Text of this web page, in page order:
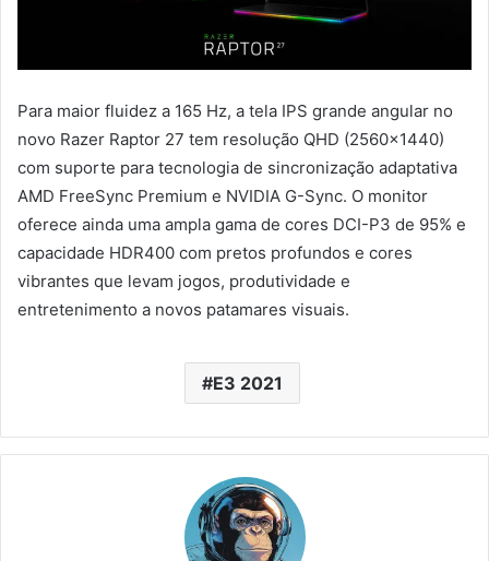
Para maior fluidez a 165 Hz, a tela IPS grande angular no
novo Razer Raptor 27 tem resolução QHD (2560×1440)
com suporte para tecnologia de sincronização adaptativa
AMD FreeSync Premium e NVIDIA G-Sync. O monitor
oferece ainda uma ampla gama de cores DCI-P3 de 95% e
capacidade HDR400 com pretos profundos e cores
vibrantes que levam jogos, produtividade e
entretenimento a novos patamares visuais.
E3 2021